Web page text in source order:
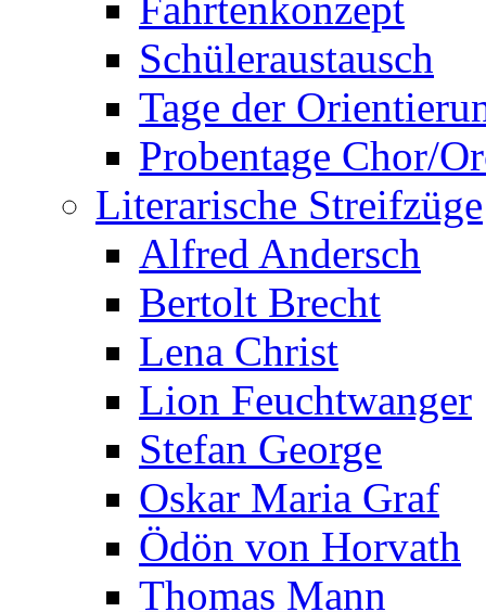
Fahrtenkonzept
Schüleraustausch
Tage der
Probentage Chor/
Literarische Streifzüge
Alfred Andersch
Bertolt Brecht
Lena Christ
Lion Feuchtwanger
Stefan George
Oskar Maria Graf
Ödön von Horvath
Thomas Mann